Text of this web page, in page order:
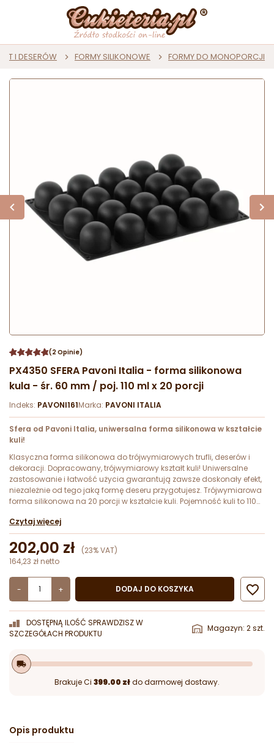
I DESERÓW FORMY SILIKONOWE FORMY DO MONOPORCJI
(2 Opinie)
PX4350 SFERA Pavoni Italia - forma silikonowa
kula - śr. 60 mm / poj. 110 ml x 20 porcji
Indeks: PAVONI161Marka: PAVONI ITALIA
Sfera od Pavoni Italia, uniwersalna forma silikonowa w kształcie
kuli!
Klasyczna forma silikonowa do trójwymiarowych trufli, deserów i
dekoracji. Dopracowany, trójwymiarowy kształt kuli! Uniwersalne
zastosowanie i łatwość użycia gwarantują zawsze doskonały efekt,
niezależnie od tego jaką formę deseru przygotujesz. Trójwymiarowa
forma silikonowa na 20 porcji w kształcie kuli. Pojemność kuli to 110
Czytaj więcej
202,00 zł
(23% VAT)
164,23 zł netto
- + DODAJ DO KOSZYKA 
DOSTĘPNĄ ILOŚĆ SPRAWDZISZ W
SZCZEGÓŁACH PRODUKTU
Magazyn: 2 szt.
local_shipping
Brakuje Ci 399.00 złdo darmowej dostawy.
Opis produktu